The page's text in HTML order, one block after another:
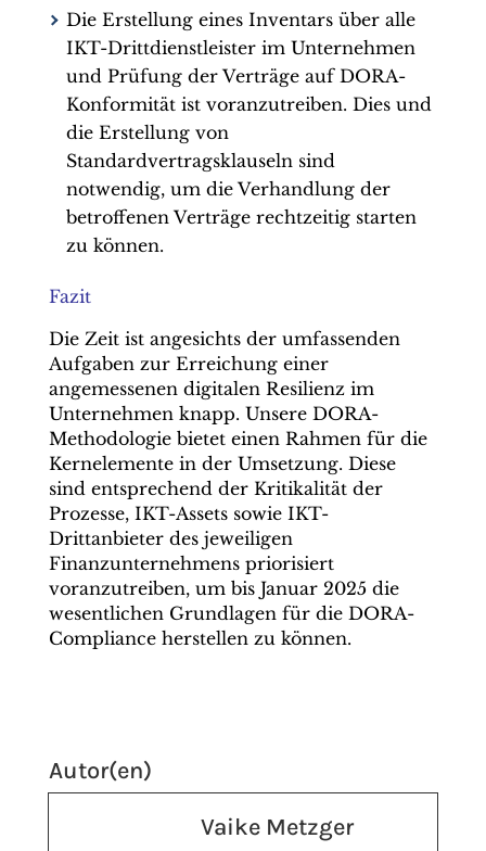
Die Erstellung eines Inventars über alle
IKT-Drittdienstleister im Unternehmen
und Prüfung der Verträge auf DORA-
Konformität ist voranzutreiben. Dies und
die Erstellung von
Standardvertragsklauseln sind
notwendig, um die Verhandlung der
betroffenen Verträge rechtzeitig starten
zu können.
Fazit
Die Zeit ist angesichts der umfassenden
Aufgaben zur Erreichung einer
angemessenen digitalen Resilienz im
Unternehmen knapp. Unsere DORA-
Methodologie bietet einen Rahmen für die
Kernelemente in der Umsetzung. Diese
sind entsprechend der Kritikalität der
Prozesse, IKT-Assets sowie IKT-
Drittanbieter des jeweiligen
Finanzunternehmens priorisiert
voranzutreiben, um bis Januar 2025 die
wesentlichen Grundlagen für die DORA-
Compliance herstellen zu können.
Autor(en)
Vaike Metzger